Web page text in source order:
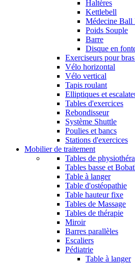
Haltères
Kettlebell
Médecine Ball
Poids Souple
Barre
Disque en
Exerciseurs pour
Vélo horizontal
Vélo vertical
Tapis roulant
Elliptiques et
Tables d'exercices
Rebondisseur
Système Shuttle
Poulies et bancs
Stations d'exercices
Mobilier de traitement
Tables de
Tables basse et
Table à langer
Table d'ostéopathie
Table hauteur fixe
Tables de Massage
Tables de thérapie
Miroir
Barres parallèles
Escaliers
Pédiatrie
Table à langer